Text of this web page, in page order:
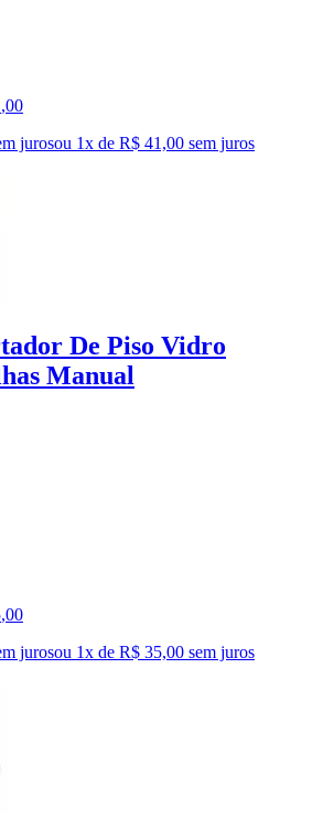
,00
jurosou 1x de R$ 41,00 sem juros
De Piso Vidro
Manual
,00
jurosou 1x de R$ 35,00 sem juros